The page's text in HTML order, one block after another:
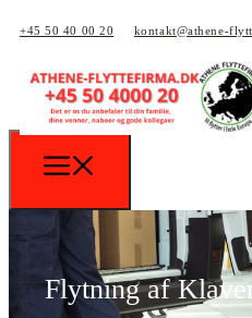
+45 50 40 00 20 kontakt@athene-
Flytning af